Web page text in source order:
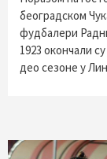
београдском
фудбалери
1923 окончали
део сезоне у